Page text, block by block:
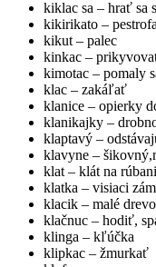
kiklac sa – hrať sa
kikirikato –
kikut – palec
kinkac –
kimotac – pomaly
klac – zakáľať
klanice – opierky
klanikajky –
klaptavý –
klavyne –
klat – klát na
klatka – visiaci
klacik – malé
klačnuc – hodiť,
klinga – kľúčka
klipkac – žmurkať